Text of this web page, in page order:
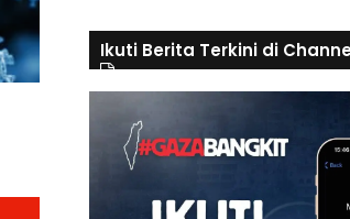
Ikuti Berita Terkini di